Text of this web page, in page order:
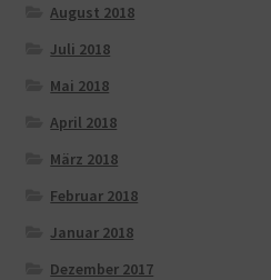
August 2018
Juli 2018
Mai 2018
April 2018
März 2018
Februar 2018
Januar 2018
Dezember 2017